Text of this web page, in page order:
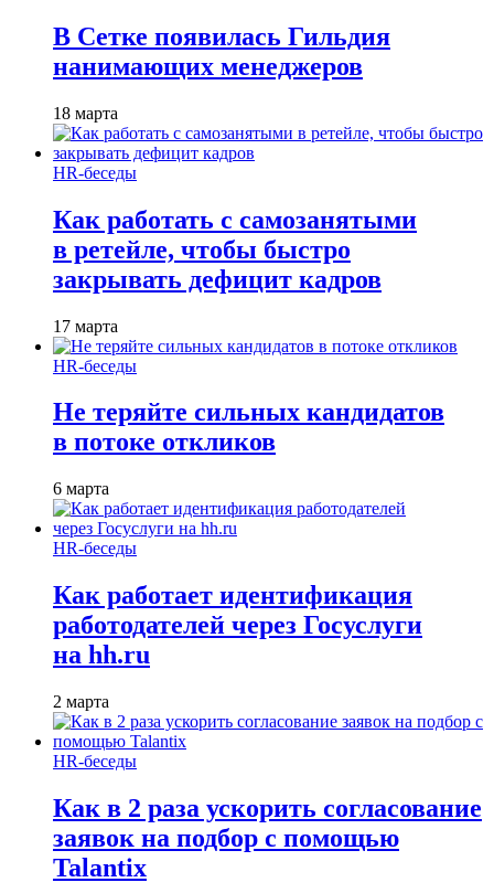
В Сетке появилась Гильдия
нанимающих менеджеров
18 марта
HR-беседы
Как работать с самозанятыми
в ретейле, чтобы быстро
закрывать дефицит кадров
17 марта
HR-беседы
Не теряйте сильных кандидатов
в потоке откликов
6 марта
HR-беседы
Как работает идентификация
работодателей через Госуслуги
на hh.ru
2 марта
HR-беседы
Как в 2 раза ускорить согласование
заявок на подбор с помощью
Talantix